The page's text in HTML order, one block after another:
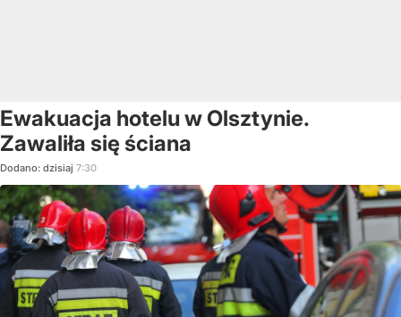
Ewakuacja hotelu w Olsztynie.
Zawaliła się ściana
Dodano: dzisiaj 7:30